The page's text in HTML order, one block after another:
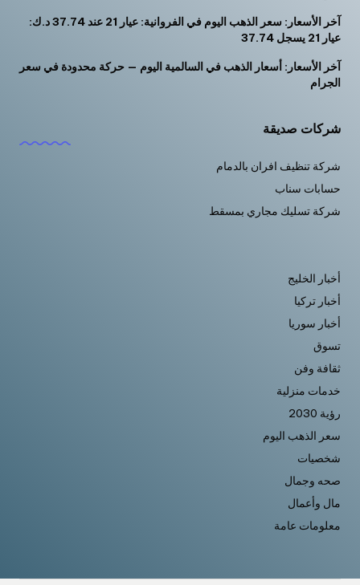
آخر الأسعار: سعر الذهب اليوم في الفروانية: عيار 21 عند 37.74 د.ك:
عيار 21 يسجل 37.74
آخر الأسعار: أسعار الذهب في السالمية اليوم — حركة محدودة في سعر
الجرام
شركات صديقة
شركة تنظيف افران بالدمام
حسابات سناب
شركة تسليك مجاري بمسقط
أخبار الخليج
أخبار تركيا
أخبار سوريا
تسوق
ثقافة وفن
خدمات منزلية
رؤية 2030
سعر الذهب اليوم
شخصيات
صحه وجمال
مال وأعمال
معلومات عامة